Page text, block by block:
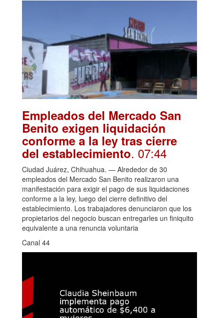
Empleados del Mercado San
Benito exigen liquidación
conforme a la ley tras cierre
del establecimiento. 07:44
Ciudad Juárez, Chihuahua. — Alrededor de 30
empleados del Mercado San Benito realizaron una
manifestación para exigir el pago de sus liquidaciones
conforme a la ley, luego del cierre definitivo del
establecimiento. Los trabajadores denunciaron que los
propietarios del negocio buscan entregarles un finiquito
equivalente a una renuncia voluntaria
Canal 44